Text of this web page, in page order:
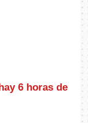
6 horas de